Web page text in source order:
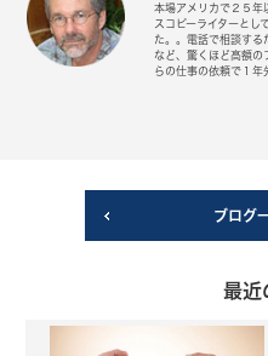
本場アメリカで２５年
スコピーライターとし
た。。電話で相談する
など、驚くほど高額の
らの仕事の依頼で１年
ブログ
最近